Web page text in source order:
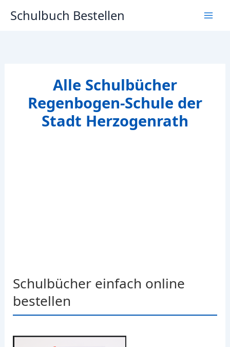
InhaltSchulbuch Bestellen
Alle Schulbücher
Regenbogen-Schule der
Stadt Herzogenrath
Schulbücher einfach online
bestellen